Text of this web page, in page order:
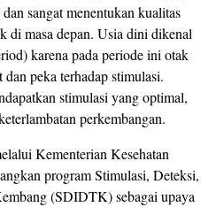
sangat menentukan kualitas
di masa depan. Usia dini dikenal
karena pada periode ini otak
dan peka terhadap stimulasi.
stimulasi yang optimal,
perkembangan.
Kementerian Kesehatan
program Stimulasi, Deteksi,
(SDIDTK) sebagai upaya